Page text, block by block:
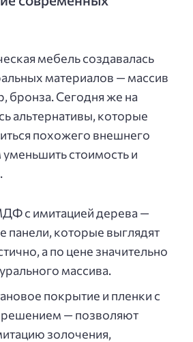
мебель создавалась
материалов — массив
бронза. Сегодня же на
альтернативы, которые
похожего внешнего
уменьшить стоимость и
с имитацией дерева —
панели, которые выглядят
а по цене значительно
массива.
покрытие и пленки с
— позволяют
золочения,